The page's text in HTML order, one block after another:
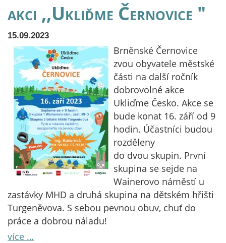
akci ,,Ukliďme Černovice "
15.09.2023
Brněnské Černovice
zvou obyvatele městské
části na další ročník
dobrovolné akce
Ukliďme Česko. Akce se
bude konat 16. září od 9
hodin. Účastníci budou
rozděleny
do dvou skupin. První
skupina se sejde na
Wainerovo náměstí u
zastávky MHD a druhá skupina na dětském hřišti
Turgeněvova. S sebou pevnou obuv, chuť do
práce a dobrou náladu!
více …